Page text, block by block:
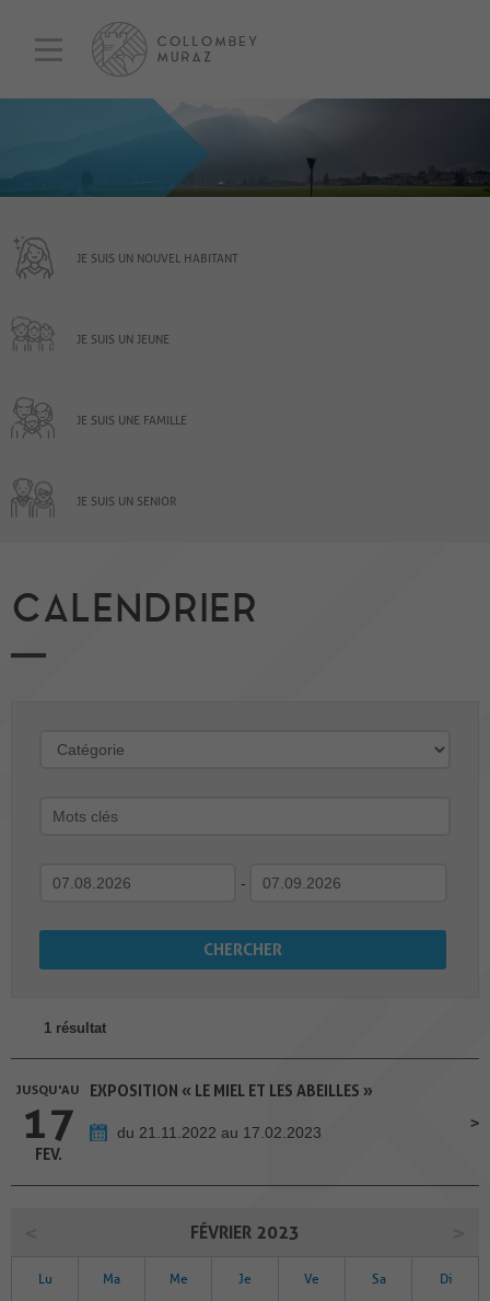
JE SUIS UN NOUVEL HABITANT
JE SUIS UN JEUNE
JE SUIS UNE FAMILLE
JE SUIS UN SENIOR
CALENDRIER
-
1 résultat
JUSQU'AU
17
FEV.
EXPOSITION « LE MIEL ET LES ABEILLES »
du 21.11.2022 au 17.02.2023
FÉVRIER 2023
Lu Ma Me Je Ve Sa Di